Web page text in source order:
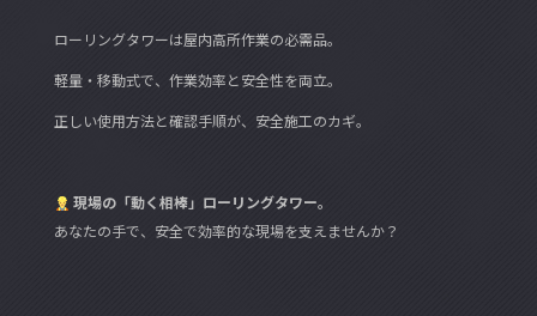
ローリングタワーは屋内高所作業の必需品。
軽量・移動式で、作業効率と安全性を両立。
正しい使用方法と確認手順が、安全施工のカギ。
現場の「動く相棒」ローリングタワー。
あなたの手で、安全で効率的な現場を支えませんか？